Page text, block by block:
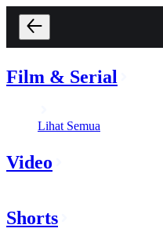
Film & Serial
Lihat Semua
Video
Shorts